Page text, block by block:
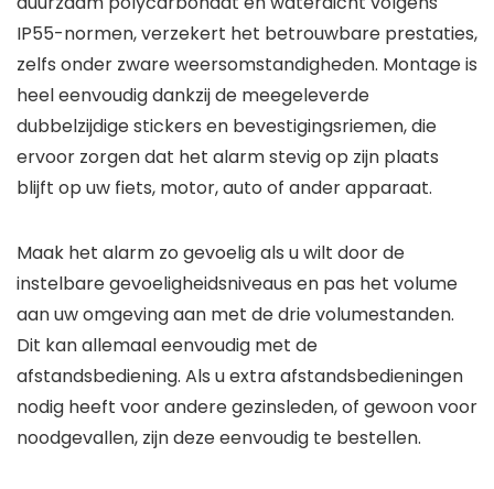
IP55-normen, verzekert het betrouwbare prestaties,
zelfs onder zware weersomstandigheden. Montage is
heel eenvoudig dankzij de meegeleverde
dubbelzijdige stickers en bevestigingsriemen, die
ervoor zorgen dat het alarm stevig op zijn plaats
blijft op uw fiets, motor, auto of ander apparaat.
Maak het alarm zo gevoelig als u wilt door de
instelbare gevoeligheidsniveaus en pas het volume
aan uw omgeving aan met de drie volumestanden.
Dit kan allemaal eenvoudig met de
afstandsbediening. Als u extra afstandsbedieningen
nodig heeft voor andere gezinsleden, of gewoon voor
noodgevallen, zijn deze eenvoudig te bestellen.